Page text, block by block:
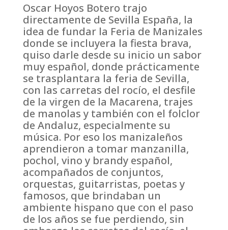
Oscar Hoyos Botero trajo
directamente de Sevilla España, la
idea de fundar la Feria de Manizales
donde se incluyera la fiesta brava,
quiso darle desde su inicio un sabor
muy español, donde prácticamente
se trasplantara la feria de Sevilla,
con las carretas del rocío, el desfile
de la virgen de la Macarena, trajes
de manolas y también con el folclor
de Andaluz, especialmente su
música. Por eso los manizaleños
aprendieron a tomar manzanilla,
pochol, vino y brandy español,
acompañados de conjuntos,
orquestas, guitarristas, poetas y
famosos, que brindaban un
ambiente hispano que con el paso
de los años se fue perdiendo, sin